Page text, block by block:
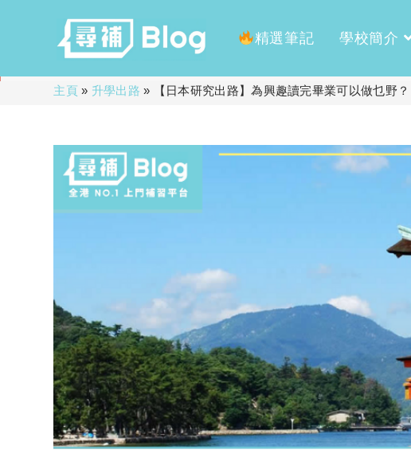
精選筆記 學校簡介
主頁» 升學出路 » 【日本研究出路】為興趣讀完畢業可以做乜野？